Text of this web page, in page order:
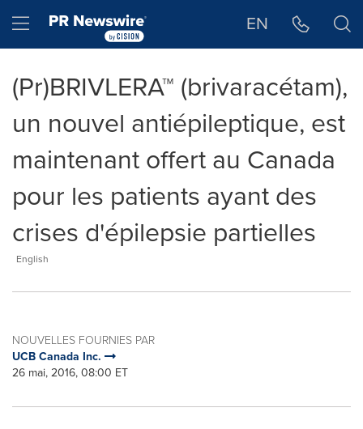
Hamburger menu EN
(Pr)BRIVLERA™ (brivaracétam),
un nouvel antiépileptique, est
maintenant offert au Canada
pour les patients ayant des
crises d'épilepsie partielles
English
NOUVELLES FOURNIES PAR
UCB Canada Inc.
26 mai, 2016, 08:00 ET